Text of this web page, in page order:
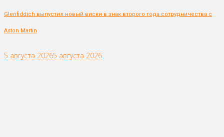
Glenfiddich выпустил новый виски в знак второго года сотрудничества с
Aston Martin
5 августа 20265 августа 2026